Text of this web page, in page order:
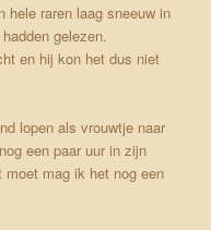
hele raren laag sneeuw in
gelezen.
en hij kon het dus niet
lopen als vrouwtje naar
een paar uur in zijn
mag ik het nog een